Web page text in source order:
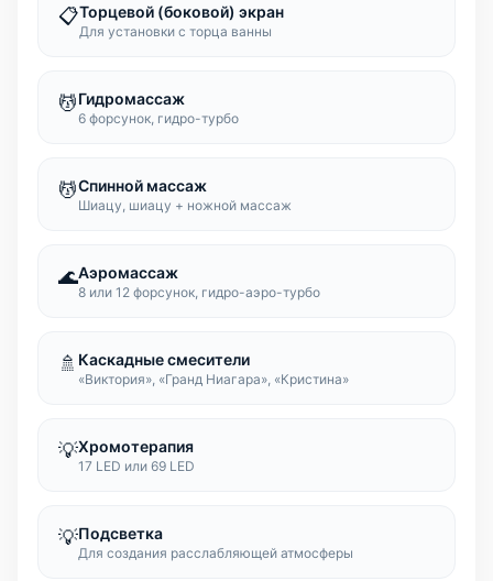
📋Торцевой (боковой) экран
Для установки с торца ванны
💆Гидромассаж
6 форсунок, гидро-турбо
💆Спинной массаж
Шиацу, шиацу + ножной массаж
🌊Аэромассаж
8 или 12 форсунок, гидро-аэро-турбо
🚿 Каскадные смесители
«Виктория», «Гранд Ниагара», «Кристина»
💡Хромотерапия
17 LED или 69 LED
💡Подсветка
Для создания расслабляющей атмосферы